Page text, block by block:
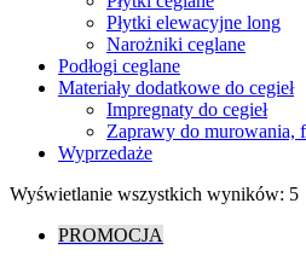
Płytki elewacyjne long
Narożniki ceglane
Podłogi ceglane
Materiały dodatkowe do cegieł
Impregnaty do cegieł
Zaprawy do murowania,
Wyprzedaże
Wyświetlanie wszystkich wyników: 5
PROMOCJA